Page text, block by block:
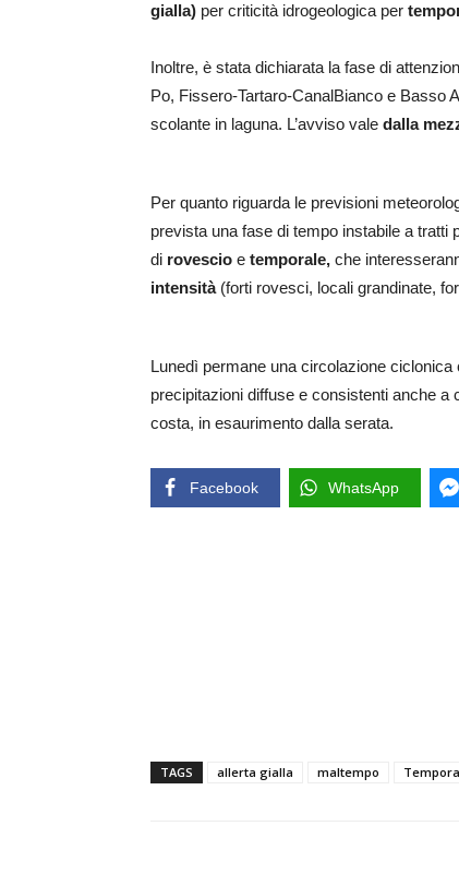
gialla) per criticità idrogeologica per
Inoltre, è stata dichiarata la fase di
Po, Fissero-Tartaro-CanalBianco e Basso
scolante in laguna. L’avviso vale dalla
Per quanto riguarda le previsioni
prevista una fase di tempo instabile a tratti
di rovescio e temporale, che
intensità(forti rovesci, locali grandinate,
Lunedì permane una circolazione ciclonica
precipitazioni diffuse e consistenti anche
costa, in esaurimento dalla serata.
Facebook WhatsApp
TAGS allerta gialla maltempo